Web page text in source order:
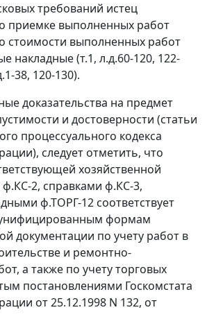
требований истец
приемке выполненных работ
стоимости выполненных работ
накладные (т.1, л.д.60-120, 122-
38, 120-130).
доказательства на предмет
и достоверности (статьи
процессуального кодекса
следует отметить, что
хозяйственной
2, справками ф.КС-3,
ф.ТОРГ-12 соответствует
формам
документации по учету работ в
и ремонтно-
а также по учету торговых
постановлениями Госкомстата
от 25.12.1998 N 132, от